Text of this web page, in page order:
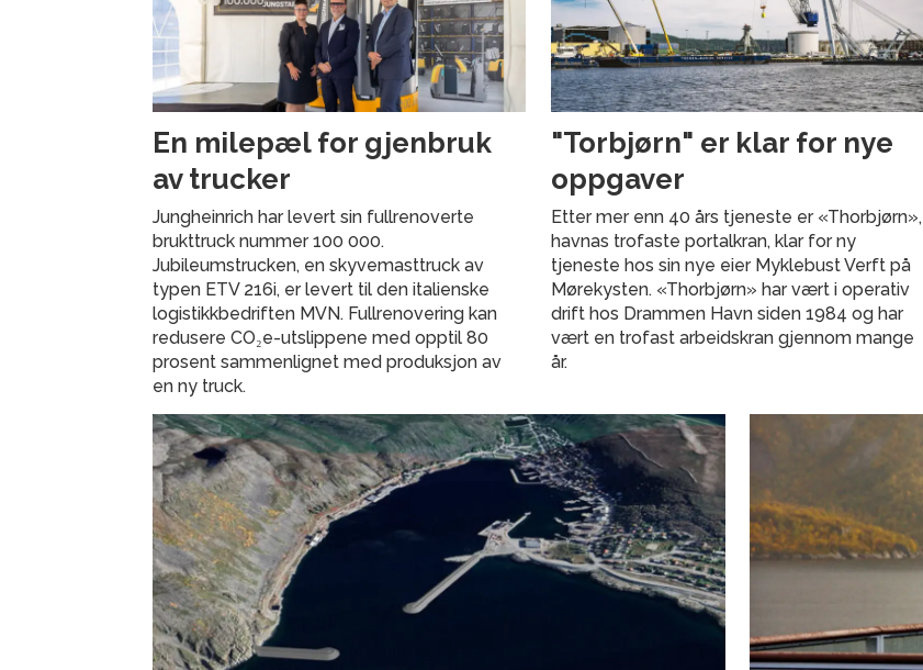
En milepæl for gjenbruk
av trucker
Jungheinrich har levert sin fullrenoverte
brukttruck nummer 100 000.
Jubileumstrucken, en skyvemasttruck av
typen ETV 216i, er levert til den italienske
logistikkbedriften MVN. Fullrenovering kan
redusere CO₂e-utslippene med opptil 80
prosent sammenlignet med produksjon av
en ny truck.
"Torbjørn" er klar for nye
oppgaver
Etter mer enn 40 års tjeneste er «Thorbjørn»,
havnas trofaste portalkran, klar for ny
tjeneste hos sin nye eier Myklebust Verft på
Mørekysten. «Thorbjørn» har vært i operativ
drift hos Drammen Havn siden 1984 og har
vært en trofast arbeidskran gjennom mange
år.